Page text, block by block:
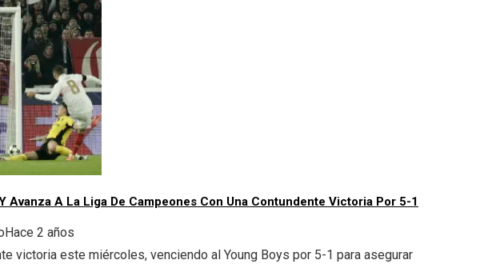
Avanza A La Liga De Campeones Con Una Contundente Victoria Por 5-1
Hace 2 años
victoria este miércoles, venciendo al Young Boys por 5-1 para asegurar